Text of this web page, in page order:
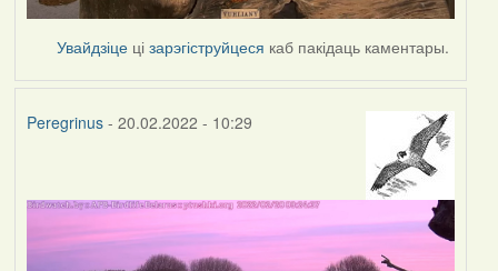
Увайдзіце цізарэгіструйцеся каб пакідаць каментары.
Peregrinus- 20.02.2022 - 10:29